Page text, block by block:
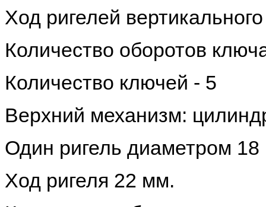
Ход ригелей
Количество оборотов
Количество ключей - 5
Верхний механизм:
Один ригель диаметром
Ход ригеля 22 мм.